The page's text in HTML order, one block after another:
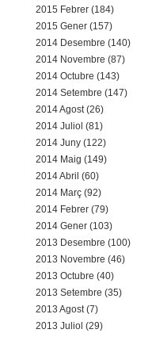
2015 Febrer (184)
2015 Gener (157)
2014 Desembre (140)
2014 Novembre (87)
2014 Octubre (143)
2014 Setembre (147)
2014 Agost (26)
2014 Juliol (81)
2014 Juny (122)
2014 Maig (149)
2014 Abril (60)
2014 Març (92)
2014 Febrer (79)
2014 Gener (103)
2013 Desembre (100)
2013 Novembre (46)
2013 Octubre (40)
2013 Setembre (35)
2013 Agost (7)
2013 Juliol (29)